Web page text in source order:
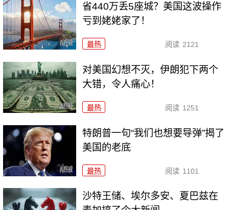
省440万丢5座城？美国这波操作
亏到姥姥家了！
最热 阅读 2121
对美国幻想不灭，伊朗犯下两个
大错，令人痛心！
最热 阅读 1251
特朗普一句“我们也想要导弹”揭了
美国的老底
最热 阅读 1101
沙特王储、埃尔多安、夏巴兹在